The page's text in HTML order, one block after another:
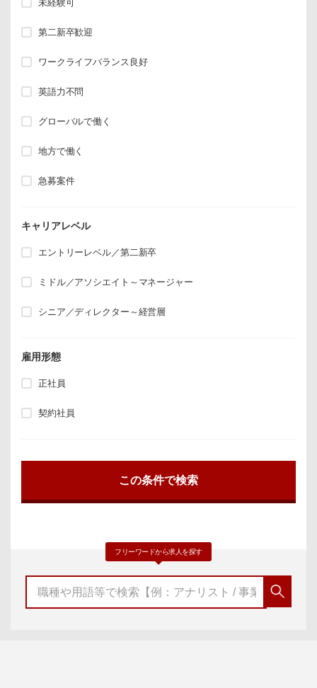
未経験可
第二新卒歓迎
ワークライフバランス良好
英語力不問
グローバルで働く
地方で働く
急募案件
キャリアレベル
エントリーレベル／第二新卒
ミドル／アソシエイト～マネージャー
シニア／ディレクター～経営層
雇用形態
正社員
契約社員
フリーワードから求人を探す